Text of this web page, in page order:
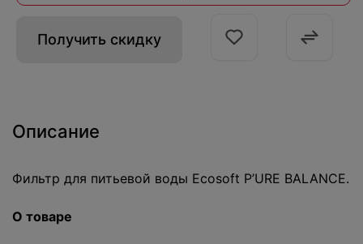
Получить скидку
Описание
Фильтр для питьевой воды Ecosoft P’URE BALANCE.
О товаре